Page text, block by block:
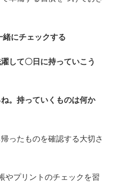
にチェックする
して〇日に持っていこう
。持っていくものは何か
ったものを確認する大切さ
やプリントのチェックを習